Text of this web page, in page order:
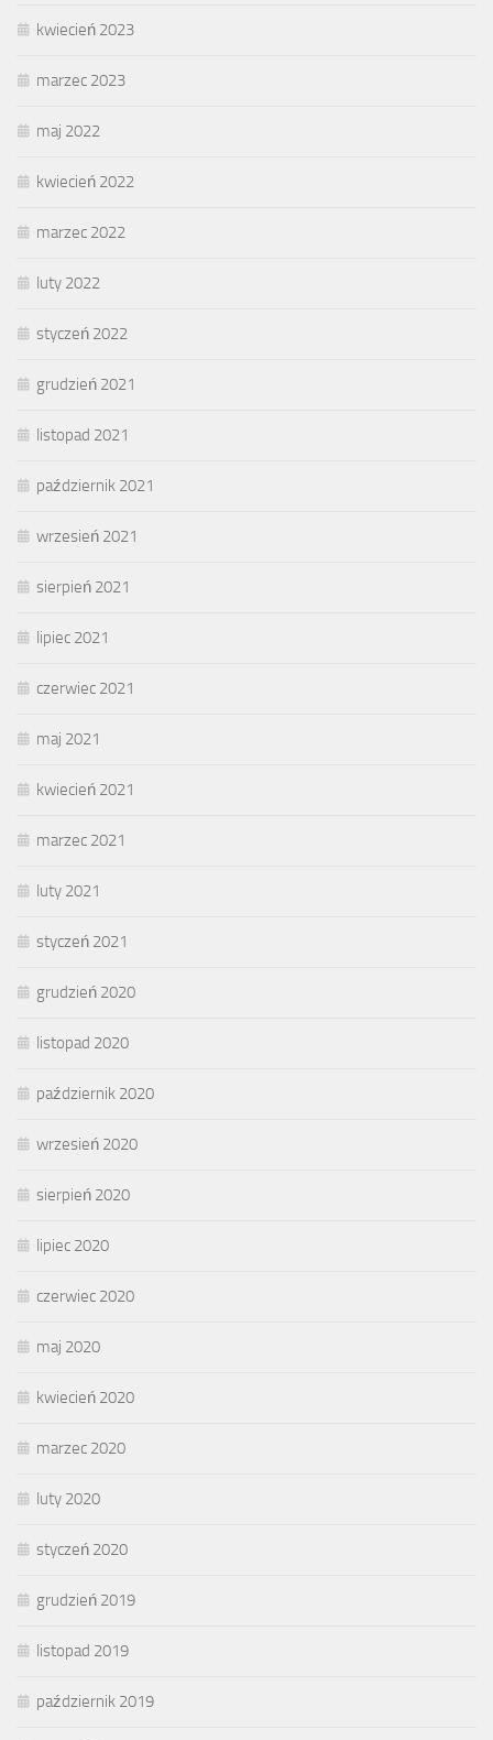
kwiecień 2023
marzec 2023
maj 2022
kwiecień 2022
marzec 2022
luty 2022
styczeń 2022
grudzień 2021
listopad 2021
październik 2021
wrzesień 2021
sierpień 2021
lipiec 2021
czerwiec 2021
maj 2021
kwiecień 2021
marzec 2021
luty 2021
styczeń 2021
grudzień 2020
listopad 2020
październik 2020
wrzesień 2020
sierpień 2020
lipiec 2020
czerwiec 2020
maj 2020
kwiecień 2020
marzec 2020
luty 2020
styczeń 2020
grudzień 2019
listopad 2019
październik 2019